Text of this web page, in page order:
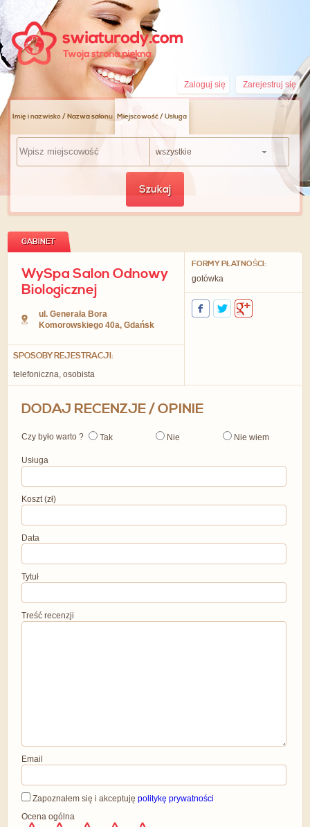
Zarejestruj się
Zaloguj się
Imię i nazwisko / Nazwa salonu Miejscowość / Usługa
wszystkie
Szukaj
GABINET
WySpa Salon Odnowy
Biologicznej
ul. Generała Bora
Komorowskiego 40a,Gdańsk
SPOSOBY REJESTRACJI:
telefoniczna, osobista
FORMY PŁATNOŚCI:
gotówka
DODAJ RECENZJE / OPINIE
Czy było warto ? Tak Nie Nie wiem
Usługa
Koszt (zł)
Data
Tytuł
Treść recenzji
Email
Zapoznałem się i akceptujępolitykę prywatności
Ocena ogólna